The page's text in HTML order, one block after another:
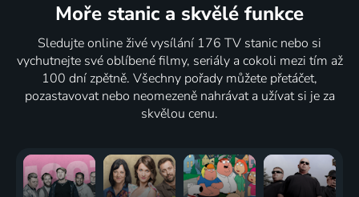
Moře stanic a skvělé funkce
Sledujte online živé vysílání 176 TV stanic nebo si
vychutnejte své oblíbené filmy, seriály a cokoli mezi tím až
100 dní zpětně. Všechny pořady můžete přetáčet,
pozastavovat nebo neomezeně nahrávat a užívat si je za
skvělou cenu.